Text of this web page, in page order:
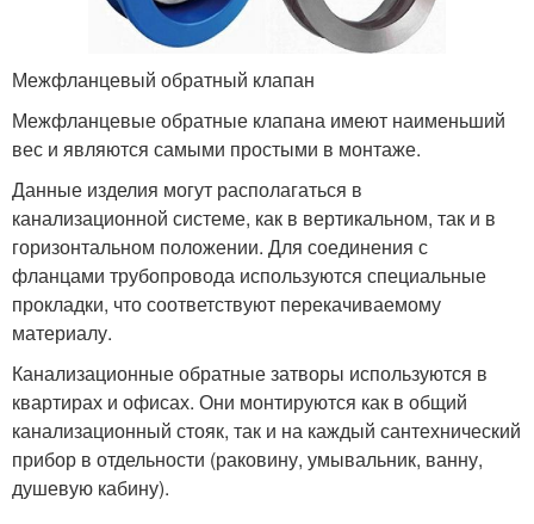
Межфланцевый обратный клапан
Межфланцевые обратные клапана имеют наименьший
вес и являются самыми простыми в монтаже.
Данные изделия могут располагаться в
канализационной системе, как в вертикальном, так и в
горизонтальном положении. Для соединения с
фланцами трубопровода используются специальные
прокладки, что соответствуют перекачиваемому
материалу.
Канализационные обратные затворы используются в
квартирах и офисах. Они монтируются как в общий
канализационный стояк, так и на каждый сантехнический
прибор в отдельности (раковину, умывальник, ванну,
душевую кабину).